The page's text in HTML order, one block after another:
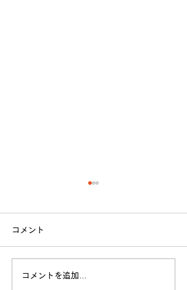
リーグ第２戦 vs東京女
コメント
コメントを追加…